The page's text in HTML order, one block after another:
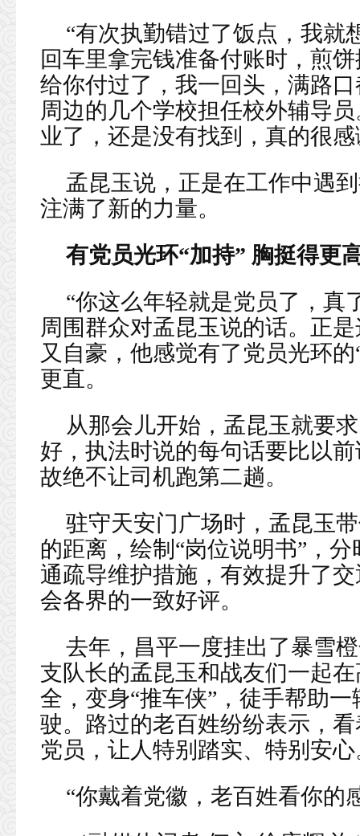
“有次执勤错过了饭点，我就
回车里拿完钱准备付账时，煎
给你付过了，我一回头，满路
周边的几个学校担任校外辅导
业了，还是没有找到，真的很感
孟昆玉说，正是在工作中遇
注满了新的力量。
有党员光环“加持” 胸挺得更
“你这么年轻就是党员了，真
周围群众对孟昆玉说的话。正
又自豪，他感觉有了党员光环
更直。
从那会儿开始，孟昆玉就要
好，执法时说的每句话要比以
故绝不让司机跑第二趟。
驻守天安门广场时，孟昆玉
的距离，绘制“岗位说明书”，
通疏导维护措施，有效提升了
会各界的一致好评。
去年，昌平一度挂出了暴雪
支队长的孟昆玉和战友们一起
全，变身“推车侠”，徒手帮助
驶。路过的老百姓纷纷表示，
党员，让人特别踏实、特别安
“你戴着党徽，老百姓看你的